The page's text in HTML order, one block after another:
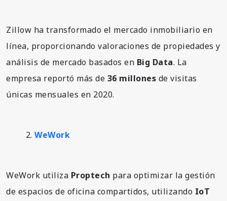
Zillow ha transformado el mercado inmobiliario en
línea, proporcionando valoraciones de propiedades y
análisis de mercado basados en Big Data. La
empresa reportó más de 36 millones de visitas
únicas mensuales en 2020.
WeWork
WeWork utiliza Proptech para optimizar la gestión
de espacios de oficina compartidos, utilizando IoT